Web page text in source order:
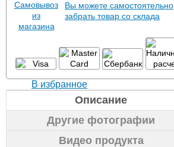
Вы можете самостоятельно
забрать товар со склада
В избранное
Описание
Другие фотографии
Видео продукта